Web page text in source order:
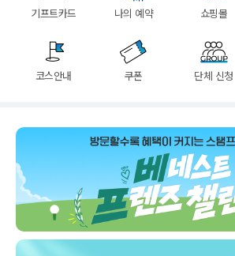
기프트카드 나의 예약 쇼핑몰
코스안내 쿠폰 단체 신청